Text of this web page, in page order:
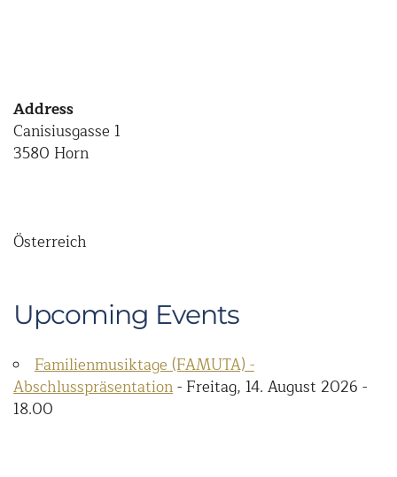
Address
Canisiusgasse 1
3580 Horn
Österreich
Upcoming Events
Familienmusiktage (FAMUTA) -
Abschlusspräsentation- Freitag, 14. August 2026 -
18.00